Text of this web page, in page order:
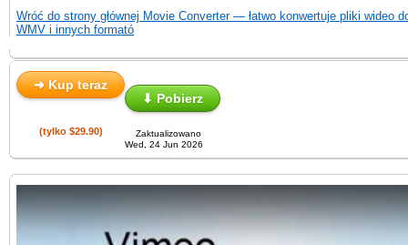
Wróć do strony głównej Movie Converter — łatwo konwertuje pliki wideo
WMV i innych formató
➜ Kup teraz
⬇ Pobierz
(tylko $29.90)
Zaktualizowano
Wed, 24 Jun 2026